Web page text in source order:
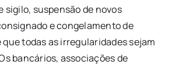
sigilo, suspensão de novos
e congelamento de
todas as irregularidades sejam
bancários, associações de